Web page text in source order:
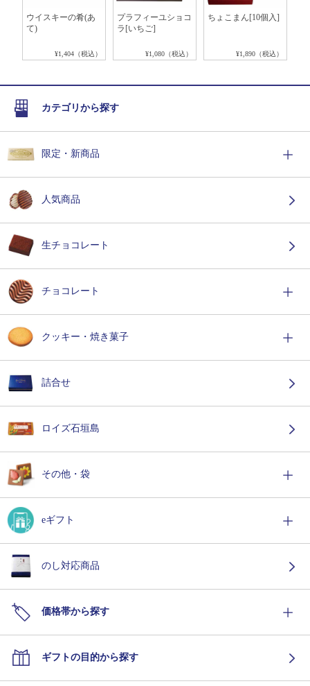
ウイスキーの肴(あ
て)
¥1,404（税込）
プラフィーユショコ
ラ[いちご]
¥1,080（税込）
ちょこまん[10個入]
¥1,890（税込）
カテゴリから探す
限定・新商品
人気商品
生チョコレート
チョコレート
クッキー・焼き菓子
詰合せ
ロイズ石垣島
その他・袋
eギフト
のし対応商品
価格帯から探す
ギフトの目的から探す